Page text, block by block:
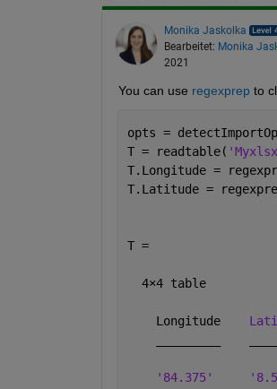
Monika Jaskolka
Bearbeitet: Monika
2021
You can use regexprep to
opts =
T = readtable(
T.Longitude =
T.Latitude =
T =
  4
×4 table
    Longitude
'84.375'